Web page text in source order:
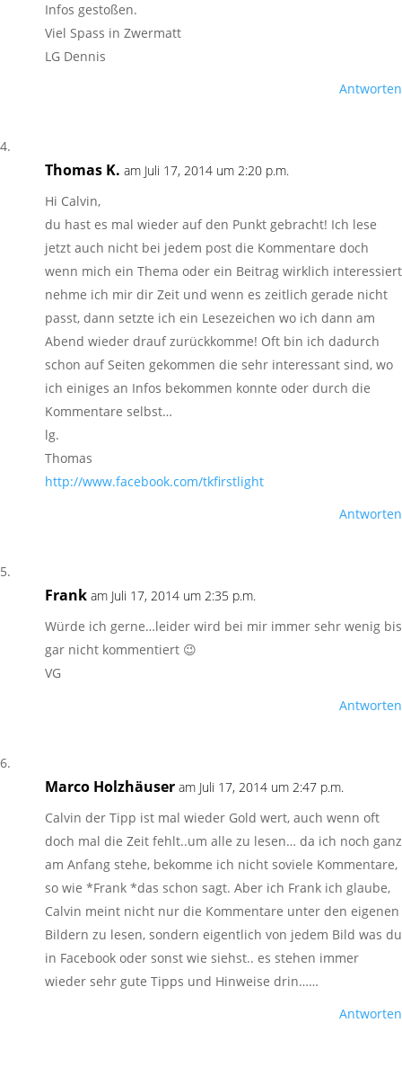
Infos gestoßen.
Viel Spass in Zwermatt
LG Dennis
Antworten
Thomas K. am Juli 17, 2014 um 2:20 p.m.
Hi Calvin,
du hast es mal wieder auf den Punkt gebracht! Ich lese
jetzt auch nicht bei jedem post die Kommentare doch
wenn mich ein Thema oder ein Beitrag wirklich interessiert
nehme ich mir dir Zeit und wenn es zeitlich gerade nicht
passt, dann setzte ich ein Lesezeichen wo ich dann am
Abend wieder drauf zurückkomme! Oft bin ich dadurch
schon auf Seiten gekommen die sehr interessant sind, wo
ich einiges an Infos bekommen konnte oder durch die
Kommentare selbst…
lg.
Thomas
http://www.facebook.com/tkfirstlight
Antworten
Frank am Juli 17, 2014 um 2:35 p.m.
Würde ich gerne…leider wird bei mir immer sehr wenig bis
gar nicht kommentiert 😉
VG
Antworten
Marco Holzhäuser am Juli 17, 2014 um 2:47 p.m.
Calvin der Tipp ist mal wieder Gold wert, auch wenn oft
doch mal die Zeit fehlt..um alle zu lesen… da ich noch ganz
am Anfang stehe, bekomme ich nicht soviele Kommentare,
so wie *Frank *das schon sagt. Aber ich Frank ich glaube,
Calvin meint nicht nur die Kommentare unter den eigenen
Bildern zu lesen, sondern eigentlich von jedem Bild was du
in Facebook oder sonst wie siehst.. es stehen immer
wieder sehr gute Tipps und Hinweise drin……
Antworten